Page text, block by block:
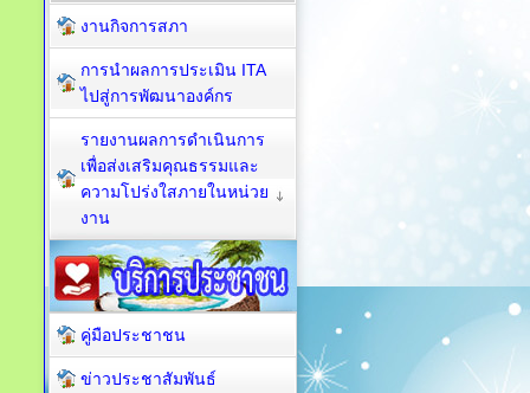
งานกิจการสภา
การนำผลการประเมิน ITA
ไปสู่การพัฒนาองค์กร
รายงานผลการดำเนินการ
เพื่อส่งเสริมคุณธรรมและ
ความโปร่งใสภายในหน่วย
งาน
คู่มือประชาชน
ข่าวประชาสัมพันธ์